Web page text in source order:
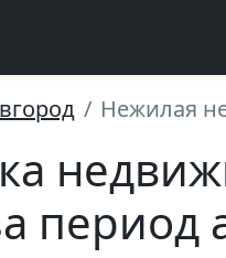
Нежилая
период